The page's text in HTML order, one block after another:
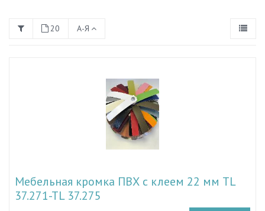
20 А-Я
Мебельная кромка ПВХ с клеем 22 мм TL
37.271-TL 37.275